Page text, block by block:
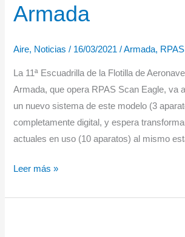
en
ejercicio
Armada
Aire, Noticias / 16/03/2021/Armada, RPAS
La 11ª Escuadrilla de la Flotilla de
Armada, que opera RPAS Scan Eagle, va
un nuevo sistema de este modelo (3
completamente digital, y espera
actuales en uso (10 aparatos) al mismo
Nuevo
ScanEagle
Leer más »